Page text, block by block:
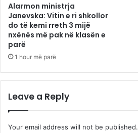
Alarmon ministrja
Janevska: Vitin e ri shkollor
do të kemi rreth 3 mijë
nxënës më pak në klasën e
parë
1 hour më parë
Leave a Reply
Your email address will not be published.